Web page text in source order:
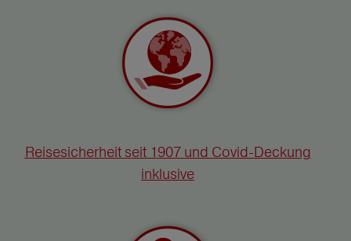
Reisesicherheit seit 1907 und Covid-Deckung
inklusive